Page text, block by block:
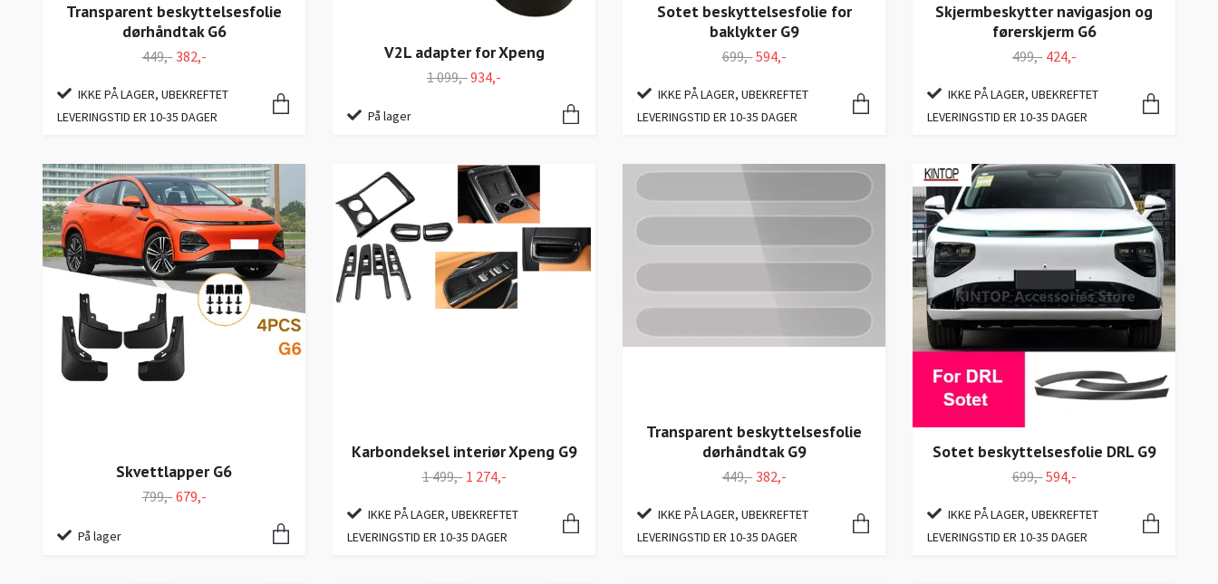
Transparent beskyttelsesfolie
dørhåndtak G6
449,-382,-
IKKE PÅ LAGER, UBEKREFTET
LEVERINGSTID ER 10-35 DAGER
V2L adapter for Xpeng
1 099,-934,-
På lager
Sotet beskyttelsesfolie for
baklykter G9
699,-594,-
IKKE PÅ LAGER, UBEKREFTET
LEVERINGSTID ER 10-35 DAGER
Skjermbeskytter navigasjon og
førerskjerm G6
499,- 424,-
IKKE PÅ LAGER, UBEKREFTET
LEVERINGSTID ER 10-35 DAGER
Skvettlapper G6
799,-679,-
På lager
Karbondeksel interiør Xpeng G9
1 499,- 1 274,-
IKKE PÅ LAGER, UBEKREFTET
LEVERINGSTID ER 10-35 DAGER
Transparent beskyttelsesfolie
dørhåndtak G9
449,-382,-
IKKE PÅ LAGER, UBEKREFTET
LEVERINGSTID ER 10-35 DAGER
Sotet beskyttelsesfolie DRL G9
699,-594,-
IKKE PÅ LAGER, UBEKREFTET
LEVERINGSTID ER 10-35 DAGER